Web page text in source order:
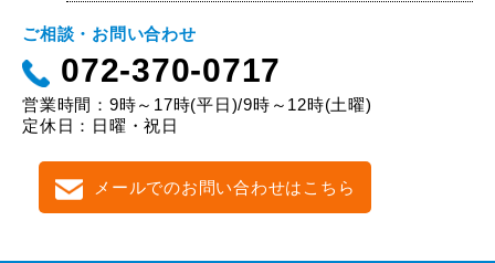
ご相談・お問い合わせ
072-370-0717
営業時間：9時～17時(平日)/9時～12時(土曜)
定休日：日曜・祝日
メールでのお問い合わせはこちら